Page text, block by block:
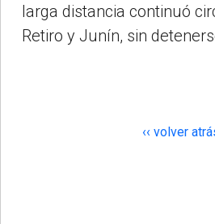
larga distancia continuó
Retiro y Junín, sin
‹‹ volver